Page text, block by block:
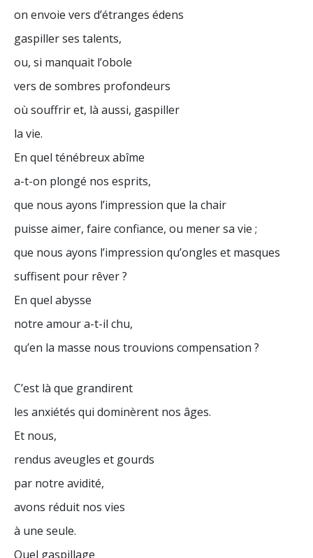
on envoie vers d’étranges édens
gaspiller ses talents,
ou, si manquait l’obole
vers de sombres profondeurs
où souffrir et, là aussi, gaspiller
la vie.
En quel ténébreux abîme
a-t-on plongé nos esprits,
que nous ayons l’impression que la chair
puisse aimer, faire confiance, ou mener sa vie ;
que nous ayons l’impression qu’ongles et masques
suffisent pour rêver ?
En quel abysse
notre amour a-t-il chu,
qu’en la masse nous trouvions compensation ?
C’est là que grandirent
les anxiétés qui dominèrent nos âges.
Et nous,
rendus aveugles et gourds
par notre avidité,
avons réduit nos vies
à une seule.
Quel gaspillage